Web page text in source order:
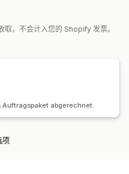
，不会计入您的 Shopify 发票。
Auftragspaket abgerechnet.
项